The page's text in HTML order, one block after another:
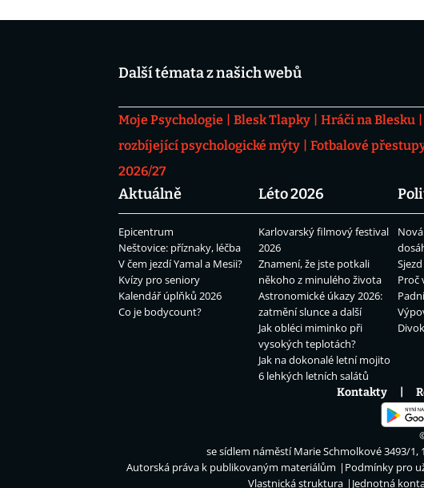
Další témata z našich webů
Moje Psychologie Blesk Tlapky Hráči na Blesku
rozbíjející psychologické mýty
Fotbalové
2026/27
Aktuálně
Epicentrum
Neštovice: příznaky, léčba
V čem jezdí Yamal a Mesii?
Kvízy pro seniory
Kalendář úplňků 2026
Co je bodycount?
Léto 2026
Karlovarský filmový festival
2026
Znamení, že jste potkali
někoho z minulého života
Astronomické úkazy 2026:
zatmění slunce a další
Jak obléci miminko při
vysokých teplotách?
Jak na dokonalé letní mojito
6 lehkých letních salátů
Proč
Kontakty
se sídlem náměstí Marie Schmolkové 3493/1,
Autorská práva k publikovaným materiálům
Podmínky pro
Vlastnická struktura
Jednotná